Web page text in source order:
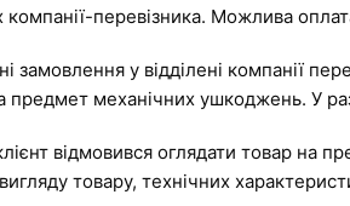
компанії-перевізника. Можлива
замовлення у відділені компанії
предмет механічних ушкоджень. У
відмовився оглядати товар на
товару, технічних